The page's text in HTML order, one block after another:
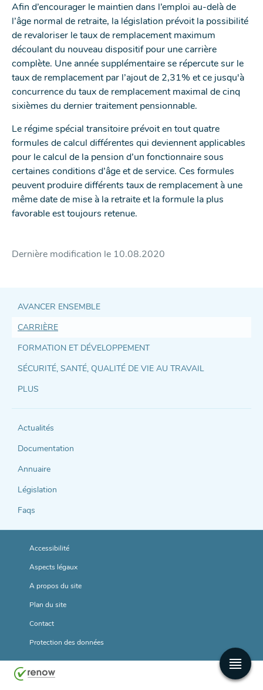
Afin d’encourager le maintien dans l’emploi au-delà de
l’âge normal de retraite, la législation prévoit la possibilité
de revaloriser le taux de remplacement maximum
découlant du nouveau dispositif pour une carrière
complète. Une année supplémentaire se répercute sur le
taux de remplacement par l’ajout de 2,31% et ce jusqu'à
concurrence du taux de remplacement maximal de cinq
sixièmes du dernier traitement pensionnable.
Le régime spécial transitoire prévoit en tout quatre
formules de calcul différentes qui deviennent applicables
pour le calcul de la pension d’un fonctionnaire sous
certaines conditions d’âge et de service. Ces formules
peuvent produire différents taux de remplacement à une
même date de mise à la retraite et la formule la plus
favorable est toujours retenue.
Dernière modification le 10.08.2020
Accès
direct
et
support
AVANCER ENSEMBLE
CARRIÈRE
FORMATION ET DÉVELOPPEMENT
SÉCURITÉ, SANTÉ, QUALITÉ DE VIE AU TRAVAIL
PLUS
Actualités
Documentation
Annuaire
Législation
Faqs
Accessibilité
Aspects légaux
A propos du site
Plan du site
Contact
Protection des données